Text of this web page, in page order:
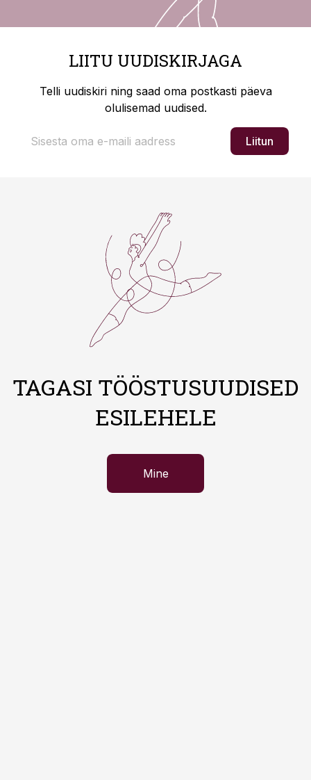
LIITU UUDISKIRJAGA
Telli uudiskiri ning saad oma postkasti päeva
olulisemad uudised.
Liitun
TAGASI TÖÖSTUSUUDISED
ESILEHELE
Mine